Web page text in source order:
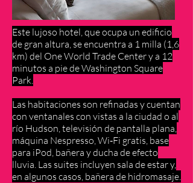
Este lujoso hotel, que ocupa un edificio
de gran altura, se encuentra a 1 milla (1,6
km) del One World Trade Center y a 12
minutos a pie de Washington Square
Park.
Las habitaciones son refinadas y cuentan
con ventanales con vistas a la ciudad o al
río Hudson, televisión de pantalla plana,
máquina Nespresso, Wi‑Fi gratis, base
para iPod, bañera y ducha de efecto
lluvia. Las suites incluyen sala de estar y,
en algunos casos, bañera de hidromasaje.